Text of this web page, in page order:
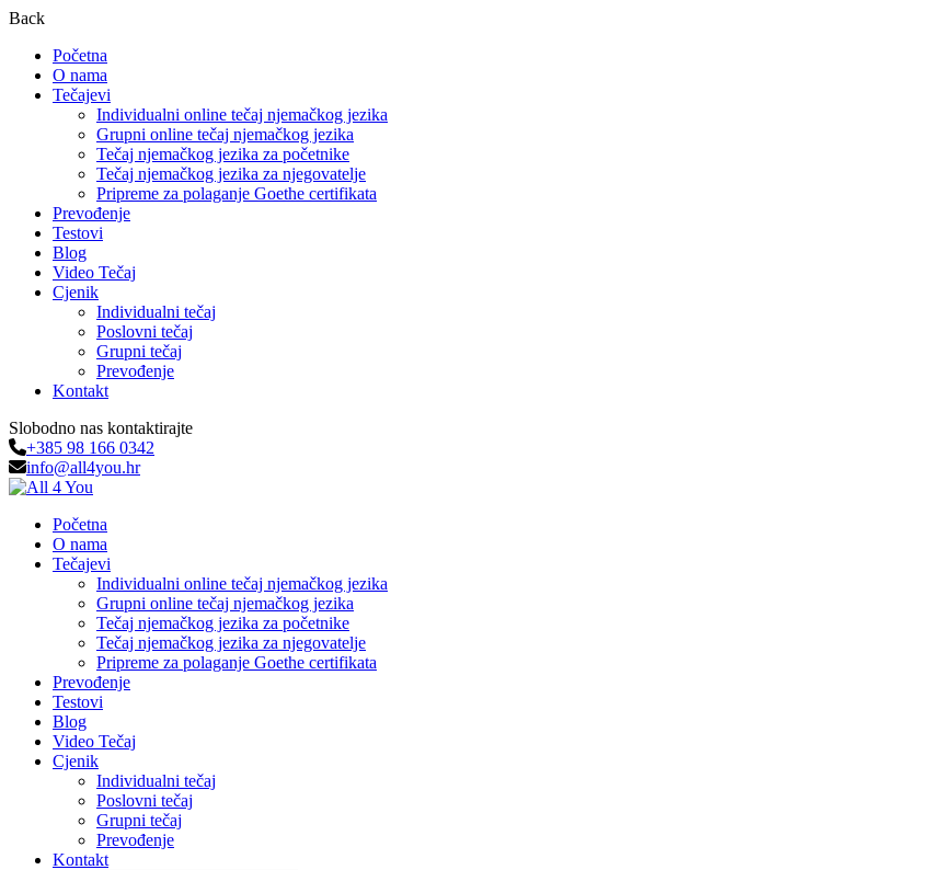
Back
Početna
O nama
Tečajevi
Individualni online tečaj njemačkog jezika
Grupni online tečaj njemačkog jezika
Tečaj njemačkog jezika za početnike
Tečaj njemačkog jezika za njegovatelje
Pripreme za polaganje Goethe certifikata
Prevođenje
Testovi
Blog
Video Tečaj
Cjenik
Individualni tečaj
Poslovni tečaj
Grupni tečaj
Prevođenje
Kontakt
Slobodno nas kontaktirajte
+385 98 166 0342
info@all4you.hr
Početna
O nama
Tečajevi
Individualni online tečaj njemačkog jezika
Grupni online tečaj njemačkog jezika
Tečaj njemačkog jezika za početnike
Tečaj njemačkog jezika za njegovatelje
Pripreme za polaganje Goethe certifikata
Prevođenje
Testovi
Blog
Video Tečaj
Cjenik
Individualni tečaj
Poslovni tečaj
Grupni tečaj
Prevođenje
Kontakt